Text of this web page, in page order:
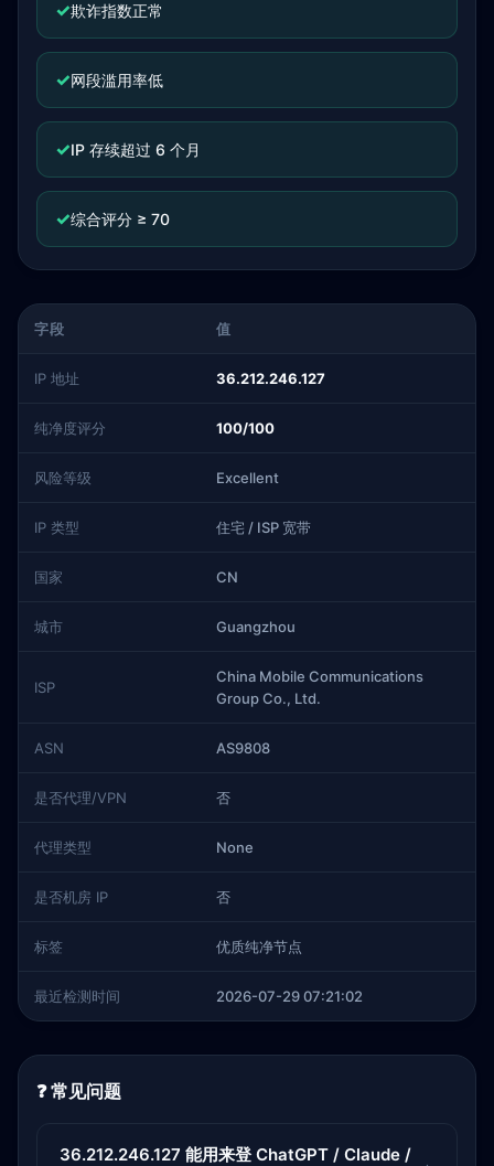
✓欺诈指数正常
✓网段滥用率低
✓IP 存续超过 6 个月
✓综合评分 ≥ 70
字段 值
IP 地址 36.212.246.127
纯净度评分 100/100
风险等级 Excellent
IP 类型 住宅 / ISP 宽带
国家 CN
城市 Guangzhou
ISP
China Mobile Communications
Group Co., Ltd.
ASN AS9808
是否代理/VPN 否
代理类型 None
是否机房 IP 否
标签 优质纯净节点
最近检测时间 2026-07-29 07:21:02
❓ 常见问题
36.212.246.127 能用来登 ChatGPT / Claude /